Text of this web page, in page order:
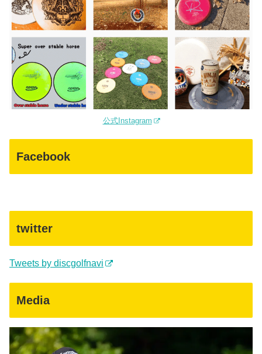
公式Instagram
Facebook
twitter
Tweets by discgolfnavi
Media